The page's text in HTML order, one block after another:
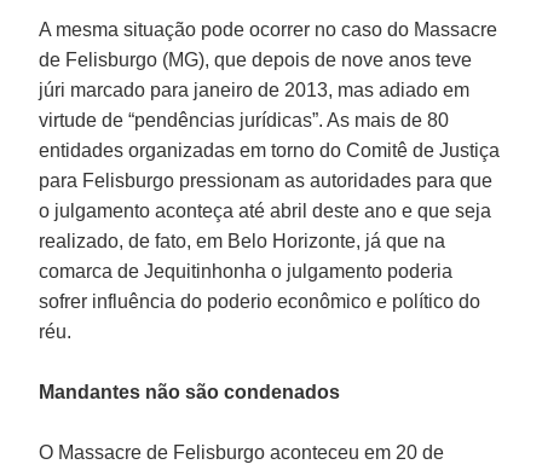
A mesma situação pode ocorrer no caso do Massacre
de Felisburgo (MG), que depois de nove anos teve
júri marcado para janeiro de 2013, mas adiado em
virtude de “pendências jurídicas”. As mais de 80
entidades organizadas em torno do Comitê de Justiça
para Felisburgo pressionam as autoridades para que
o julgamento aconteça até abril deste ano e que seja
realizado, de fato, em Belo Horizonte, já que na
comarca de Jequitinhonha o julgamento poderia
sofrer influência do poderio econômico e político do
réu.
Mandantes não são condenados
O Massacre de Felisburgo aconteceu em 20 de